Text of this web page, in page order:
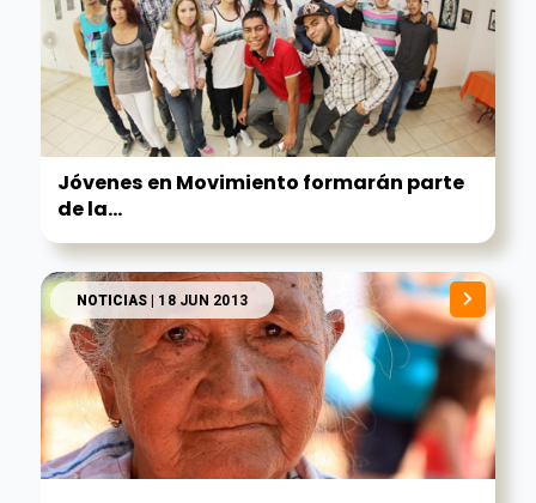
Jóvenes en Movimiento formarán parte
de la...
NOTICIAS| 18 JUN 2013